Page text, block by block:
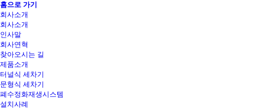
홈으로 가기
회사소개
회사소개
인사말
회사연혁
찾아오시는 길
제품소개
터널식 세차기
문형식 세차기
폐수정화재생시스템
설치사례